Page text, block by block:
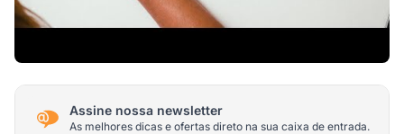
Assine nossa newsletter
As melhores dicas e ofertas direto na sua caixa de entrada.